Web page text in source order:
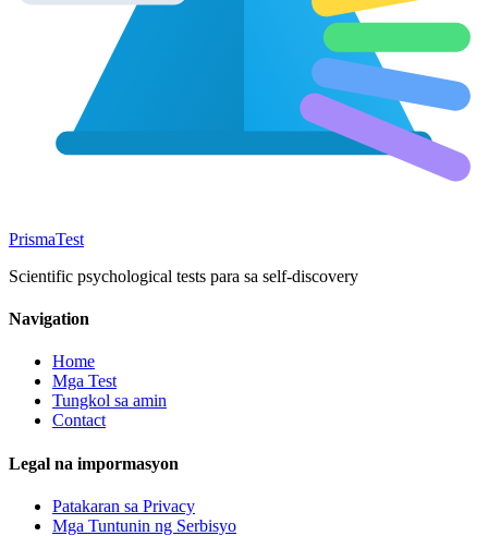
PrismaTest
Scientific psychological tests para sa self-discovery
Navigation
Home
Mga Test
Tungkol sa amin
Contact
Legal na impormasyon
Patakaran sa Privacy
Mga Tuntunin ng Serbisyo